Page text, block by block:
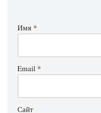
Имя *
Email *
Сайт